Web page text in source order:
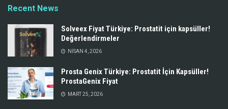
Recent News
Solveex Fiyat Türkiye: Prostatit için kapsüller!
Değerlendirmeler
NISAN 4, 2026
Prosta Genix Türkiye: Prostatit İçin Kapsüller!
ProstaGenix Fiyat
MART 25, 2026